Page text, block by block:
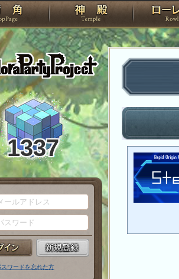
PandoraPartyProject
TOP 神殿
1337
ワードを忘れた方